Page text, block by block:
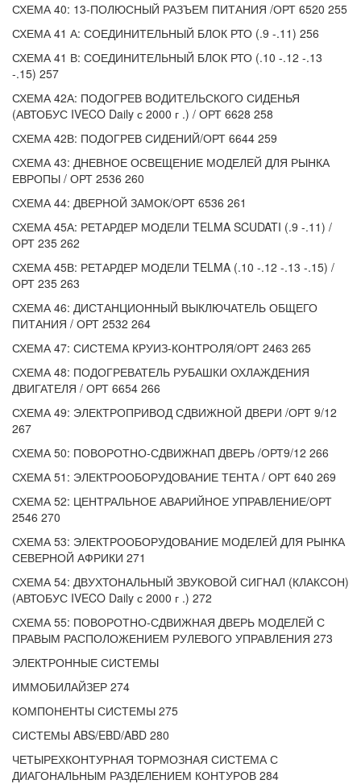
СХЕМА 40: 13-ПОЛЮСНЫЙ РАЗЪЕМ ПИТАНИЯ /ОРТ 6520 255
СХЕМА 41 А: СОЕДИНИТЕЛЬНЫЙ БЛОК РТО (.9 -.11) 256
СХЕМА 41 В: СОЕДИНИТЕЛЬНЫЙ БЛОК РТО (.10 -.12 -.13
-.15) 257
СХЕМА 42А: ПОДОГРЕВ ВОДИТЕЛЬСКОГО СИДЕНЬЯ
(АВТОБУС IVECO Daily с 2000 г .) / ОРТ 6628 258
СХЕМА 42В: ПОДОГРЕВ СИДЕНИЙ/ОРТ 6644 259
СХЕМА 43: ДНЕВНОЕ ОСВЕЩЕНИЕ МОДЕЛЕЙ ДЛЯ РЫНКА
ЕВРОПЫ / ОРТ 2536 260
СХЕМА 44: ДВЕРНОЙ ЗАМОК/ОРТ 6536 261
СХЕМА 45А: РЕТАРДЕР МОДЕЛИ TELMA SCUDATI (.9 -.11) /
ОРТ 235 262
СХЕМА 45В: РЕТАРДЕР МОДЕЛИ TELMA (.10 -.12 -.13 -.15) /
ОРТ 235 263
СХЕМА 46: ДИСТАНЦИОННЫЙ ВЫКЛЮЧАТЕЛЬ ОБЩЕГО
ПИТАНИЯ / ОРТ 2532 264
СХЕМА 47: СИСТЕМА КРУИЗ-КОНТРОЛЯ/ОРТ 2463 265
СХЕМА 48: ПОДОГРЕВАТЕЛЬ РУБАШКИ ОХЛАЖДЕНИЯ
ДВИГАТЕЛЯ / ОРТ 6654 266
СХЕМА 49: ЭЛЕКТРОПРИВОД СДВИЖНОЙ ДВЕРИ /ОРТ 9/12
267
СХЕМА 50: ПОВОРОТНО-СДВИЖНАП ДВЕРЬ /ОРТ9/12 266
СХЕМА 51: ЭЛЕКТРООБОРУДОВАНИЕ ТЕНТА / ОРТ 640 269
СХЕМА 52: ЦЕНТРАЛЬНОЕ АВАРИЙНОЕ УПРАВЛЕНИЕ/ОРТ
2546 270
СХЕМА 53: ЭЛЕКТРООБОРУДОВАНИЕ МОДЕЛЕЙ ДЛЯ РЫНКА
СЕВЕРНОЙ АФРИКИ 271
СХЕМА 54: ДВУХТОНАЛЬНЫЙ ЗВУКОВОЙ СИГНАЛ (КЛАКСОН)
(АВТОБУС IVECO Daily с 2000 г .) 272
СХЕМА 55: ПОВОРОТНО-СДВИЖНАЯ ДВЕРЬ МОДЕЛЕЙ С
ПРАВЫМ РАСПОЛОЖЕНИЕМ РУЛЕВОГО УПРАВЛЕНИЯ 273
ЭЛЕКТРОННЫЕ СИСТЕМЫ
ИММОБИЛАЙЗЕР 274
КОМПОНЕНТЫ СИСТЕМЫ 275
СИСТЕМЫ ABS/EBD/ABD 280
ЧЕТЫРЕХКОНТУРНАЯ ТОРМОЗНАЯ СИСТЕМА С
ДИАГОНАЛЬНЫМ РАЗДЕЛЕНИЕМ КОНТУРОВ 284